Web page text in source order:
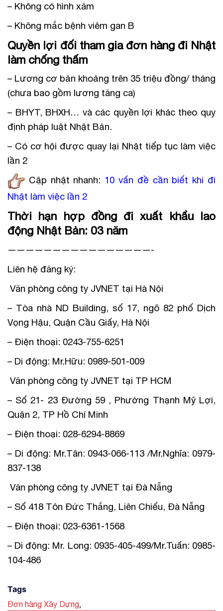
– Không có hình xăm
– Không mắc bệnh viêm gan B
Quyền lợi đối tham gia đơn hàng đi Nhật
làm chống thấm
– Lương cơ bản khoảng trên 35 triệu đồng/ tháng
(chưa bao gồm lương tăng ca)
– BHYT, BHXH… và các quyền lợi khác theo quy
định pháp luật Nhật Bản.
– Có cơ hội được quay lại Nhật tiếp tục làm việc
lần 2
Cập nhật nhanh: 10 vấn đề cần biết khi đi
Nhật làm việc lần 2
Thời hạn hợp đồng đi xuất khẩu lao
động Nhật Bản: 03 năm
————————————————-
Liên hệ đăng ký:
Văn phòng công ty JVNET tại Hà Nội
– Tòa nhà ND Building, số 17, ngõ 82 phố Dịch
Vọng Hậu, Quận Cầu Giấy, Hà Nội
– Điện thoại: 0243-755-6251
– Di động: Mr.Hữu: 0989-501-009
Văn phòng công ty JVNET tại TP HCM
– Số 21- 23 Đường 59 , Phường Thạnh Mỹ Lợi,
Quận 2, TP Hồ Chí Minh
– Điện thoại: 028-6294-8869
– Di động: Mr.Tân: 0943-066-113 /Mr.Nghĩa: 0979-
837-138
Văn phòng công ty JVNET tại Đà Nẵng
– Số 418 Tôn Đức Thắng, Liên Chiểu, Đà Nẵng
– Điện thoại: 023-6361-1568
– Di động: Mr. Long: 0935-405-499/Mr.Tuấn: 0985-
104-486
Tags
Đơn hàng Xây Dựng,